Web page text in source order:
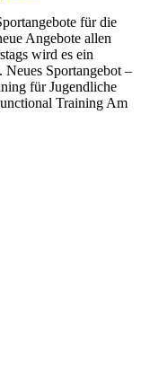
für die
Angebote allen
wird es ein
Sportangebot –
für Jugendliche
Training Am